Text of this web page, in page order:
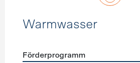
Warmwasser
Förderprogramm